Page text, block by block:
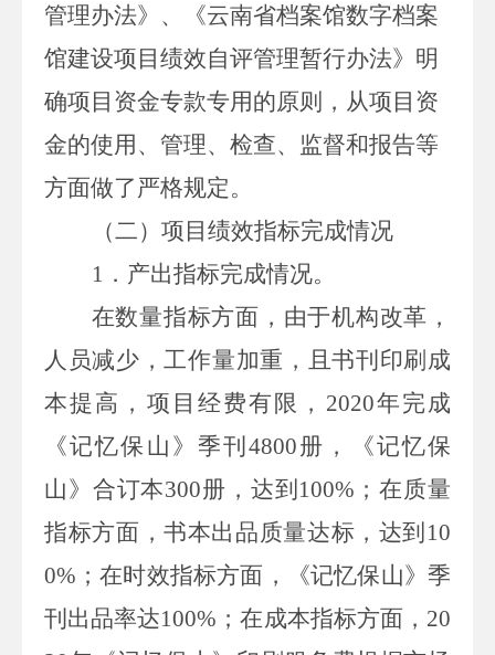
管理办法》 、
《云南省档案馆数字档案
馆建设项目绩效自评管理暂行办法》明
确项目资金专款专用的原则，从项目资
金的使用、管理、检查、监督和报告等
方面做了严格规定。
（二）项目绩效指标完成情况
1 ．产出指标完成情况。
在数量指标方面，由于机构改革，
人员减少，工作量加重，且书刊印刷成
本提高，项目经费有限， 2020年完成
《记忆保山》季刊4800册，《记忆保
山》合订本300册， 达到 100% ；在质量
指标方面，书本出品质量达标，达到 10
0% ；在时效指标方面，
《记忆保山》季
刊出品率达100% ；在成本指标方面， 20